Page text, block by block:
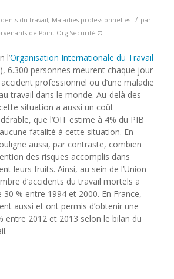
du travail, Maladies professionnelles / par
de Point Org Sécurité ©
l’Organisation Internationale du Travail
6.300 personnes meurent chaque jour
accident professionnel ou d’une maladie
travail dans le monde. Au-delà des
situation a aussi un coût
que l’OIT estime à 4% du PIB
fatalité à cette situation. En
aussi, par contraste, combien
des risques accomplis dans
leurs fruits. Ainsi, au sein de l’Union
d’accidents du travail mortels a
30 % entre 1994 et 2000. En France,
aussi et ont permis d’obtenir une
entre 2012 et 2013 selon le bilan du